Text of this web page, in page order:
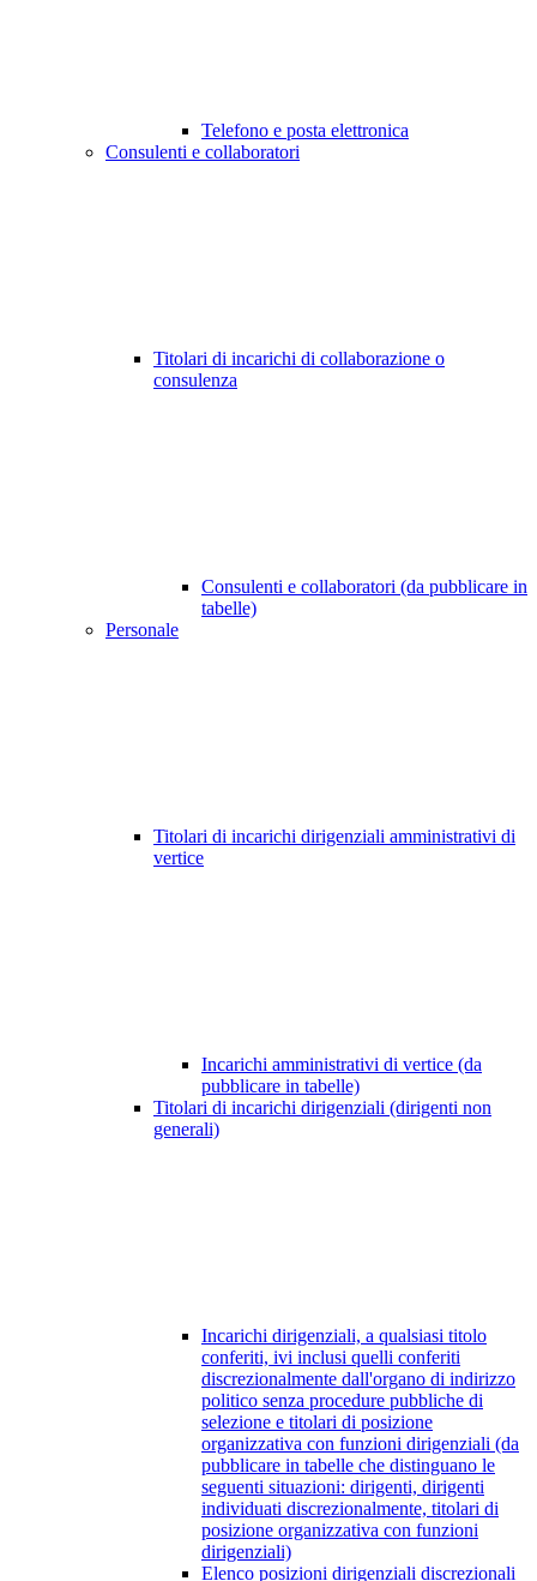
Telefono e posta elettronica
Consulenti e collaboratori
Titolari di incarichi di collaborazione o
consulenza
Consulenti e collaboratori (da pubblicare in
tabelle)
Personale
Titolari di incarichi dirigenziali amministrativi di
vertice
Incarichi amministrativi di vertice (da
pubblicare in tabelle)
Titolari di incarichi dirigenziali (dirigenti non
generali)
Incarichi dirigenziali, a qualsiasi titolo
conferiti, ivi inclusi quelli conferiti
discrezionalmente dall'organo di indirizzo
politico senza procedure pubbliche di
selezione e titolari di posizione
organizzativa con funzioni dirigenziali (da
pubblicare in tabelle che distinguano le
seguenti situazioni: dirigenti, dirigenti
individuati discrezionalmente, titolari di
posizione organizzativa con funzioni
dirigenziali)
Elenco posizioni dirigenziali discrezionali